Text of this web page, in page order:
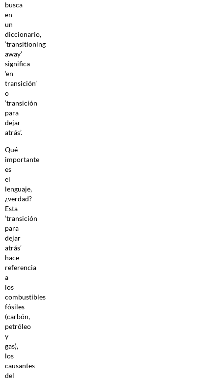
busca
en
un
diccionario,
‘transitioning
away’
significa
‘en
transición’
o
‘transición
para
dejar
atrás’.
Qué
importante
es
el
lenguaje,
¿verdad?
Esta
‘transición
para
dejar
atrás’
hace
referencia
a
los
combustibles
fósiles
(carbón,
petróleo
y
gas),
los
causantes
del